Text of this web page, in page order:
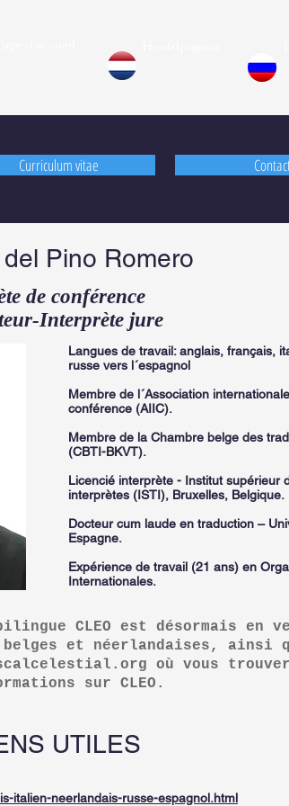
Curriculum vitae
Pino Romero
de conférence
Interprète jure
Langues de travail: anglais, français,
russe vers l´espagnol
Membre de l´Association
conférence (AIIC).
Membre de la Chambre belge des
(CBTI-BKVT).
Licencié interprète - Institut supérieur
interprètes (ISTI), Bruxelles, Belgique.
Docteur cum laude en traduction –
Espagne.
Expérience de travail (21 ans) en
Internationales.
CLEO est désormais en
et néerlandaises, ainsi
où vous
sur CLEO.
UTILES
italien-neerlandais-russe-espagnol.html